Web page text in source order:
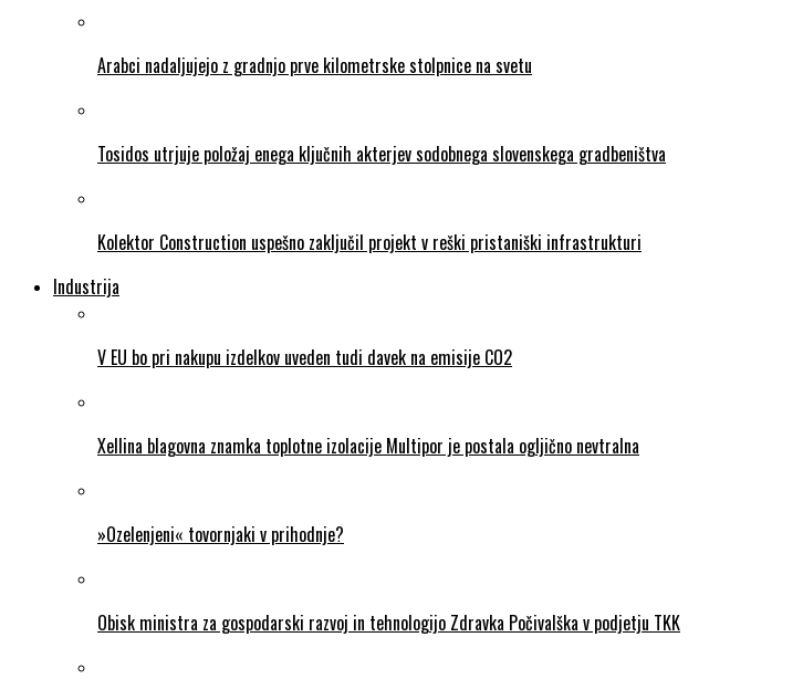
Arabci nadaljujejo z gradnjo prve kilometrske stolpnice na svetu
Tosidos utrjuje položaj enega ključnih akterjev sodobnega slovenskega gradbeništva
Kolektor Construction uspešno zaključil projekt v reški pristaniški infrastrukturi
Industrija
V EU bo pri nakupu izdelkov uveden tudi davek na emisije CO2
Xellina blagovna znamka toplotne izolacije Multipor je postala ogljično nevtralna
»Ozelenjeni« tovornjaki v prihodnje?
Obisk ministra za gospodarski razvoj in tehnologijo Zdravka Počivalška v podjetju TKK